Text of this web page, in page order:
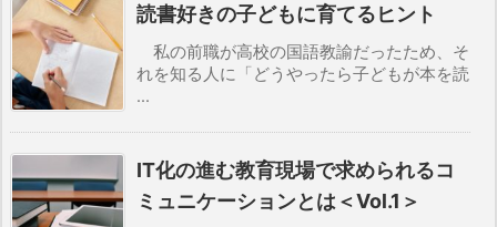
読書好きの子どもに育てるヒント
私の前職が高校の国語教諭だったため、そ
れを知る人に「どうやったら子どもが本を読
...
IT化の進む教育現場で求められるコ
ミュニケーションとは＜Vol.1＞